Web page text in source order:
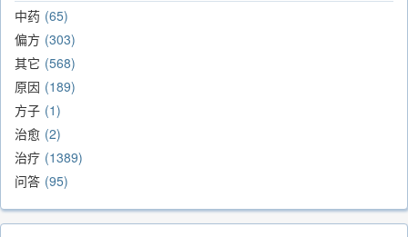
中药 65
偏方 303
其它 568
原因 189
方子 1
治愈 2
治疗 1389
问答 95